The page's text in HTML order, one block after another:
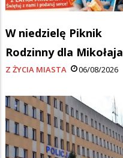
W niedzielę Piknik
Rodzinny dla Mikołaja
Z ŻYCIA MIASTA 06/08/2026